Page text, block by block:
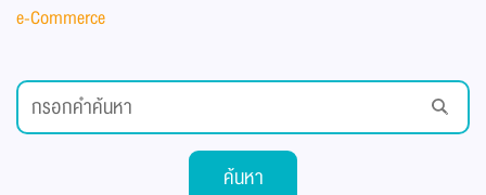
e-Commerce
ค้นหา